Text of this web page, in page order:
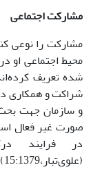
مشارکت اجتماعی
مشارکت را نوعی
محیط اجتماعی او
شده تعریف
شراکت و همکاری
و سازمان جهت
صورت غیر فعال
در فرایند
(علوی‌تبار،15:1379).